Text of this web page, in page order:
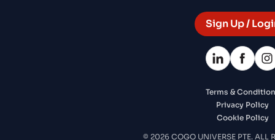
Sign Up /
Terms &
Privacy Policy
Cookie Policy
© 2026 COGO UNIVERSE PTE. ALL